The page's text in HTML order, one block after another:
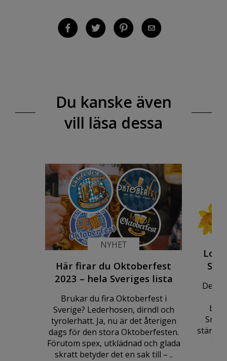
Du kanske även
vill läsa dessa
NYHET
Här firar du Oktoberfest
2023 – hela Sveriges lista
Brukar du fira Oktoberfest i
Sverige? Lederhosen, dirndl och
tyrolerhatt. Ja, nu är det återigen
dags för den stora Oktoberfesten.
Förutom spex, utklädnad och glada
skratt betyder det en sak till – ..
De
slå